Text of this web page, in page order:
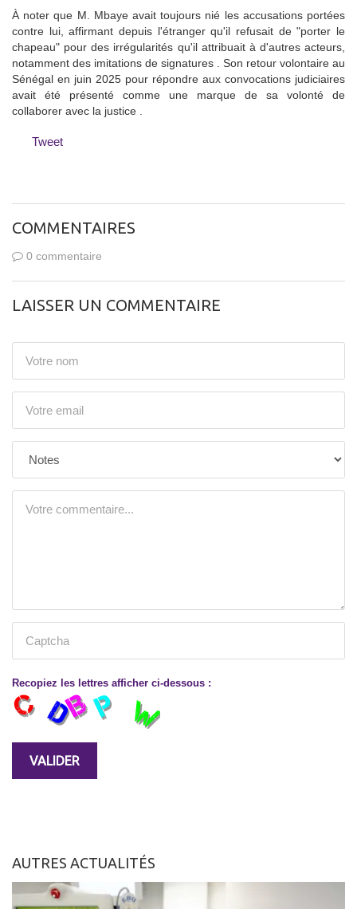
À noter que M. Mbaye avait toujours nié les accusations portées
contre lui, affirmant depuis l'étranger qu'il refusait de "porter le
chapeau" pour des irrégularités qu'il attribuait à d'autres acteurs,
notamment des imitations de signatures . Son retour volontaire au
Sénégal en juin 2025 pour répondre aux convocations judiciaires
avait été présenté comme une marque de sa volonté de
collaborer avec la justice .
Tweet
COMMENTAIRES
0 commentaire
LAISSER UN COMMENTAIRE
Recopiez les lettres afficher ci-dessous :
AUTRES ACTUALITÉS